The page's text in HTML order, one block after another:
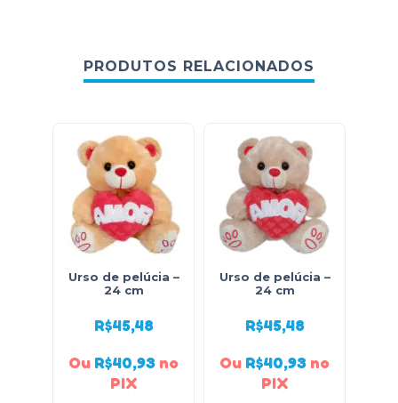
PRODUTOS RELACIONADOS
Urso de pelúcia –
24 cm
R$45,48
Ou R$40,93 no
PIX
Urso de pelúcia –
24 cm
R$45,48
Ou R$40,93 no
PIX